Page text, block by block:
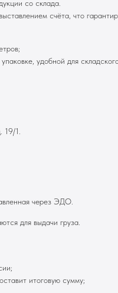
со склада.
счёта, что
удобной для
19/1.
через ЭДО.
для выдачи груза.
итоговую сумму;